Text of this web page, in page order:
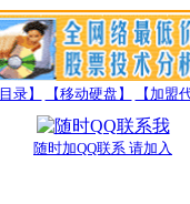
录】 【移动硬盘】 【加盟
随时加QQ联系 请加入